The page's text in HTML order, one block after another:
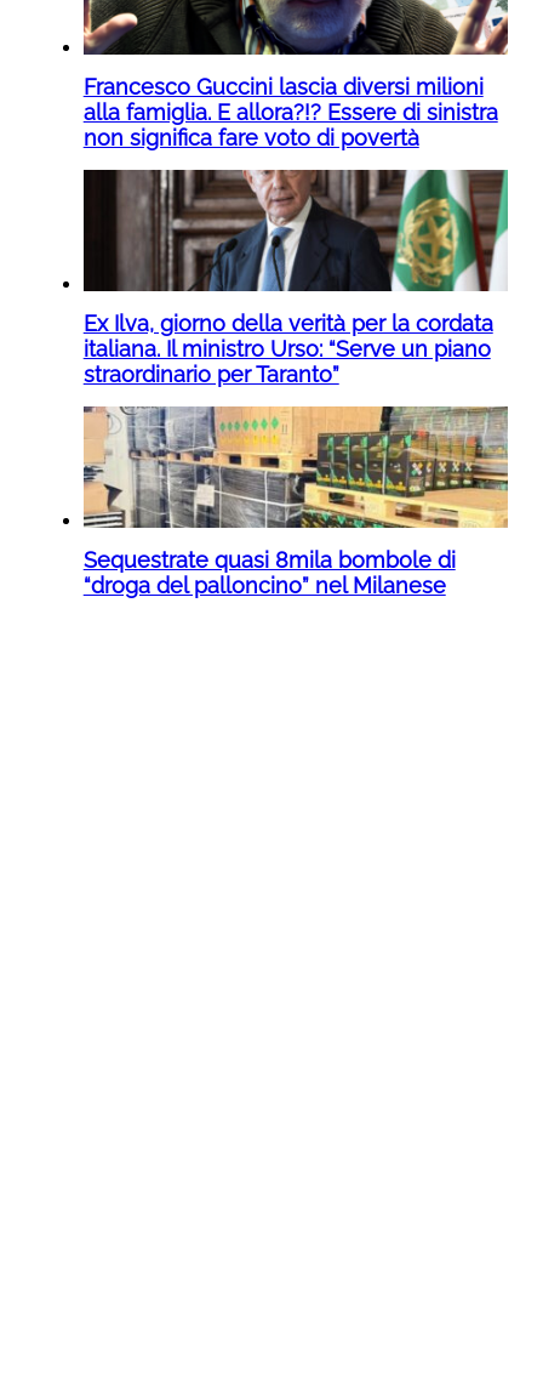
Francesco Guccini lascia diversi milioni
alla famiglia. E allora?!? Essere di sinistra
non significa fare voto di povertà
Ex Ilva, giorno della verità per la cordata
italiana. Il ministro Urso: “Serve un piano
straordinario per Taranto”
Sequestrate quasi 8mila bombole di
“droga del palloncino” nel Milanese